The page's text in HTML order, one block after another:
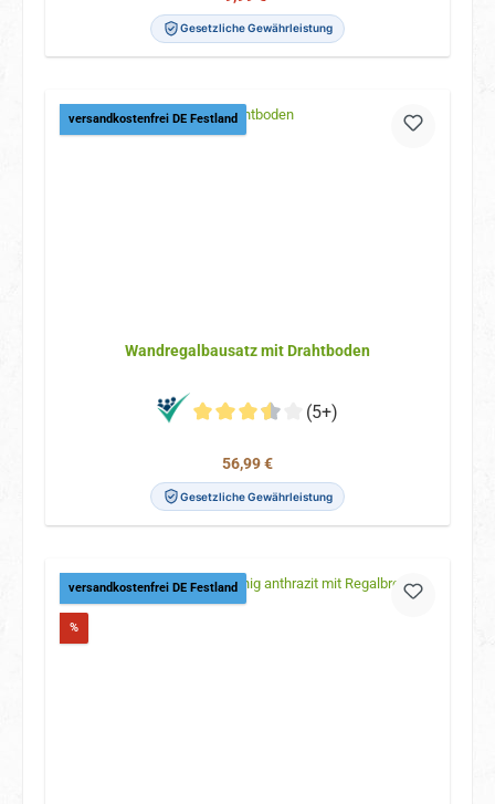
Gesetzliche Gewährleistung
versandkostenfrei DE Festland
Wandregalbausatz mit Drahtboden
(5+)
Regulärer Preis:
56,99 €
Gesetzliche Gewährleistung
versandkostenfrei DE Festland
%Rabatt